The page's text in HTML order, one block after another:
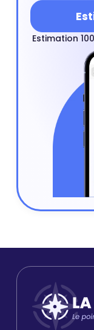
Estimation